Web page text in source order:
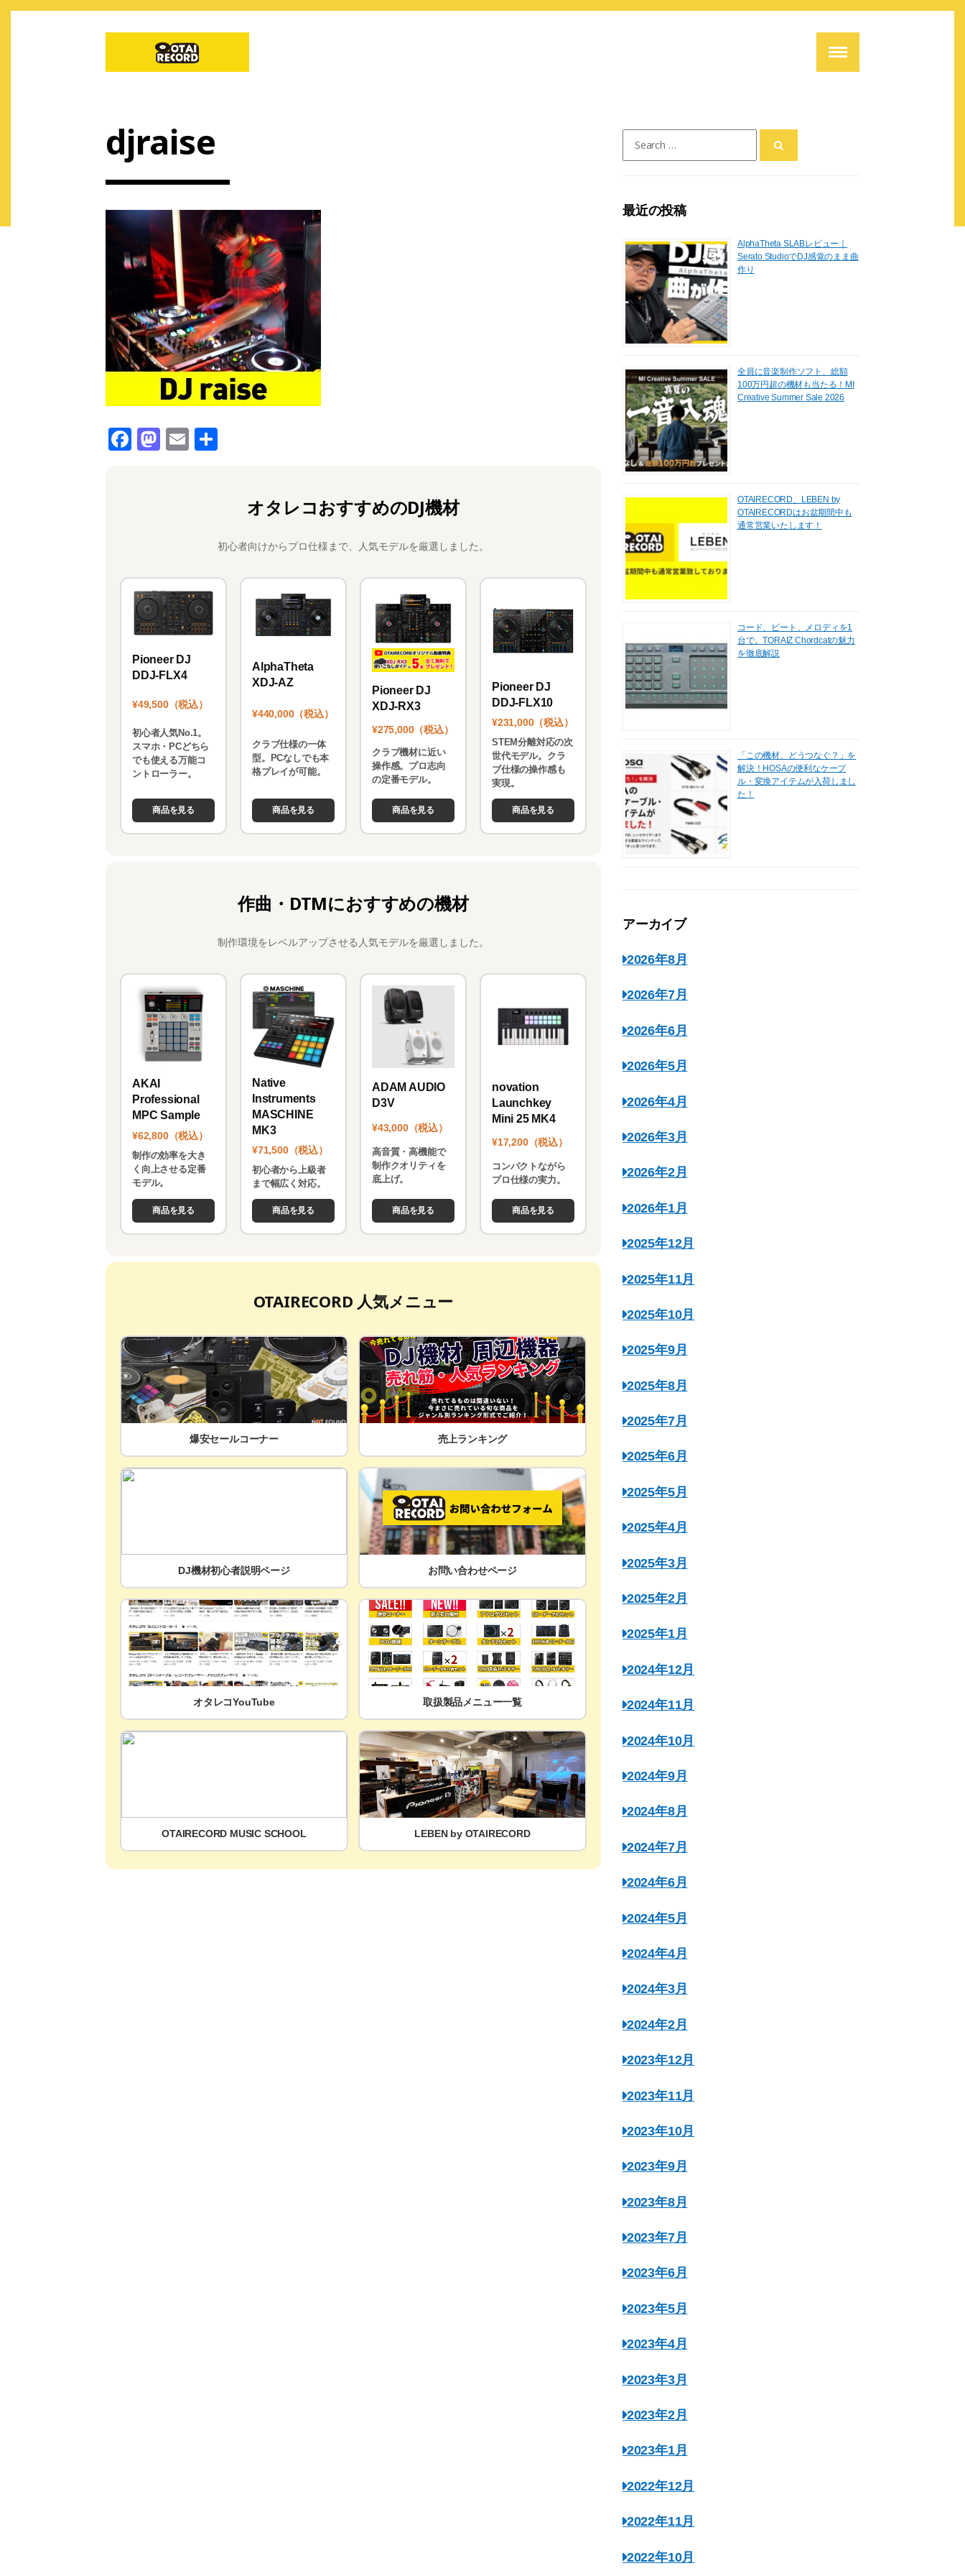
djraise
F
o
k
M
n
E
オタレコおすすめのDJ機材
初心者向けからプロ仕様まで、人気モデルを厳選しました。
Pioneer DJ
DDJ-FLX4
¥49,500（税込）
初心者人気No.1。
スマホ・PCどちら
でも使える万能コ
ントローラー。
商品を見る
AlphaTheta
XDJ-AZ
¥440,000（税込）
クラブ仕様の一体
型。PCなしでも本
格プレイが可能。
商品を見る
Pioneer DJ
XDJ-RX3
¥275,000（税込）
クラブ機材に近い
操作感。プロ志向
の定番モデル。
商品を見る
Pioneer DJ
DDJ-FLX10
¥231,000（税込）
STEM分離対応の次
世代モデル。クラ
ブ仕様の操作感も
実現。
商品を見る
作曲・DTMにおすすめの機材
制作環境をレベルアップさせる人気モデルを厳選しました。
AKAI
Professional
MPC Sample
¥62,800（税込）
制作の効率を大き
く向上させる定番
モデル。
商品を見る
Native
Instruments
MASCHINE
MK3
¥71,500（税込）
初心者から上級者
まで幅広く対応。
商品を見る
ADAM AUDIO
D3V
¥43,000（税込）
高音質・高機能で
制作クオリティを
底上げ。
商品を見る
novation
Launchkey
Mini 25 MK4
¥17,200（税込）
コンパクトながら
プロ仕様の実力。
商品を見る
OTAIRECORD 人気メニュー
爆安セールコーナー 売上ランキング
DJ機材初心者説明ページ お問い合わせページ
オタレコYouTube 取扱製品メニュー一覧
OTAIRECORD MUSIC SCHOOL LEBEN by OTAIRECORD
for:
最近の投稿
AlphaTheta SLABレビュー｜
Serato StudioでDJ感覚のまま曲
作り
全員に音楽制作ソフト、総額
100万円超の機材も当たる！MI
Creative Summer Sale 2026
OTAIRECORD、LEBEN by
OTAIRECORDはお盆期間中も
通常営業いたします！
コード、ビート、メロディを1
台で。TORAIZ Chordcatの魅力
を徹底解説
「この機材、どうつなぐ？」を
解決！HOSAの便利なケーブ
ル・変換アイテムが入荷しまし
た！
アーカイブ
2026年8月
2026年7月
2026年6月
2026年5月
2026年4月
2026年3月
2026年2月
2026年1月
2025年12月
2025年11月
2025年10月
2025年9月
2025年8月
2025年7月
2025年6月
2025年5月
2025年4月
2025年3月
2025年2月
2025年1月
2024年12月
2024年11月
2024年10月
2024年9月
2024年8月
2024年7月
2024年6月
2024年5月
2024年4月
2024年3月
2024年2月
2023年12月
2023年11月
2023年10月
2023年9月
2023年8月
2023年7月
2023年6月
2023年5月
2023年4月
2023年3月
2023年2月
2023年1月
2022年12月
2022年11月
2022年10月